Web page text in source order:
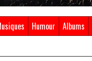
Humour Albums